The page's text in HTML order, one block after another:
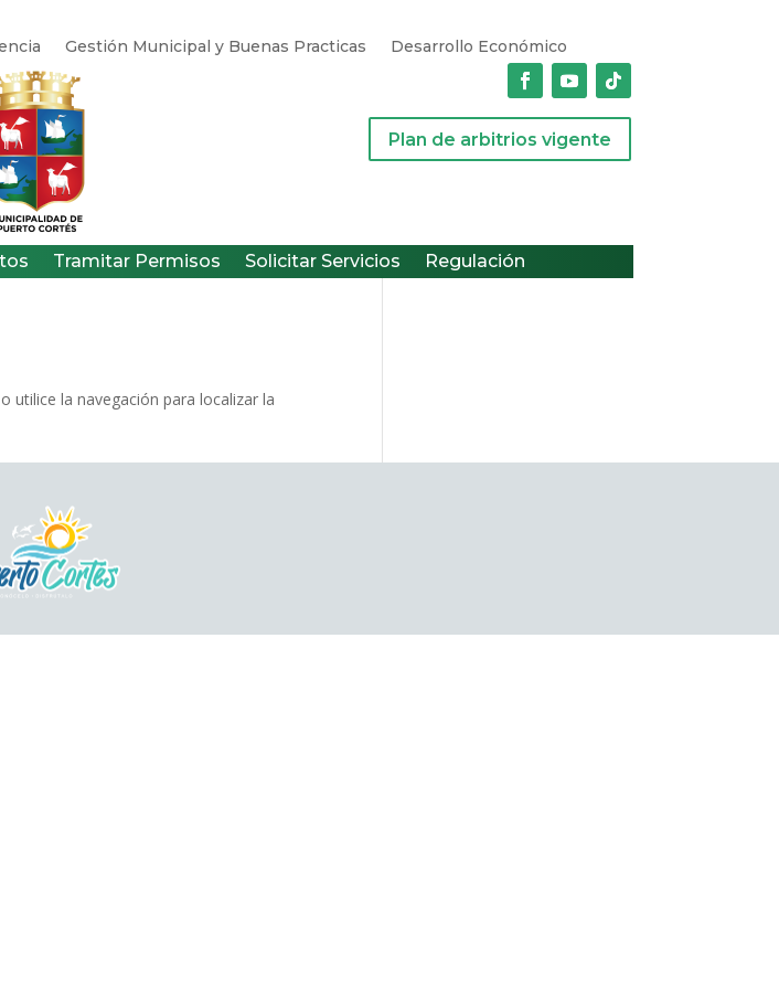
Gestión Municipal y Buenas Practicas
Desarrollo Económico
Plan de arbitrios vigente
Tramitar Permisos Solicitar Servicios Regulación
utilice la navegación para localizar la